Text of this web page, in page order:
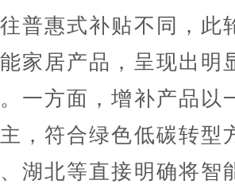
惠式补贴不同，此
家居产品，呈现出明
一方面，增补产品以
，符合绿色低碳转型
湖北等直接明确将智